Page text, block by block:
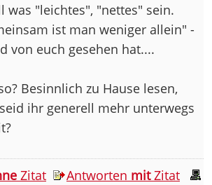
was "leichtes", "nettes" sein.
ist man weniger allein" -
von euch gesehen hat....
Besinnlich zu Hause lesen,
ihr generell mehr unterwegs
Zitat Antworten mitZitat